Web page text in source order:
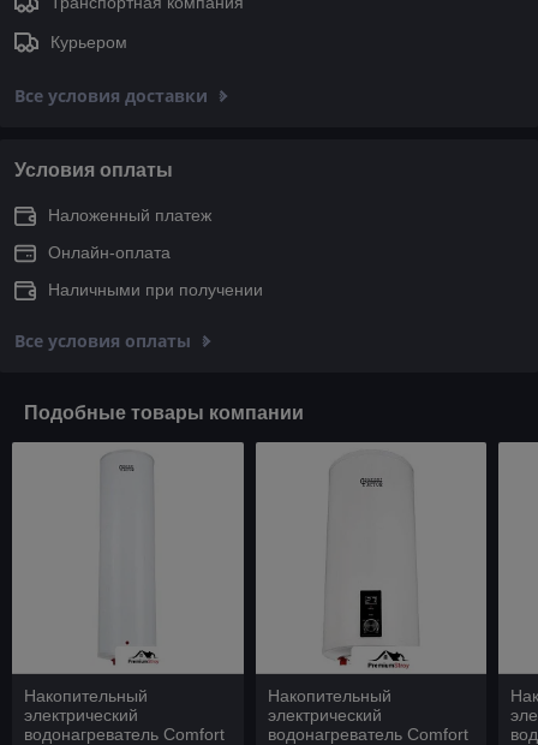
Курьером
Все условия доставки
Условия оплаты
Наложенный платеж
Онлайн-оплата
Наличными при получении
Все условия оплаты
Подобные товары компании
Накопительный
электрический
водонагреватель Comfort
Накопительный
электрический
водонагреватель Comfort